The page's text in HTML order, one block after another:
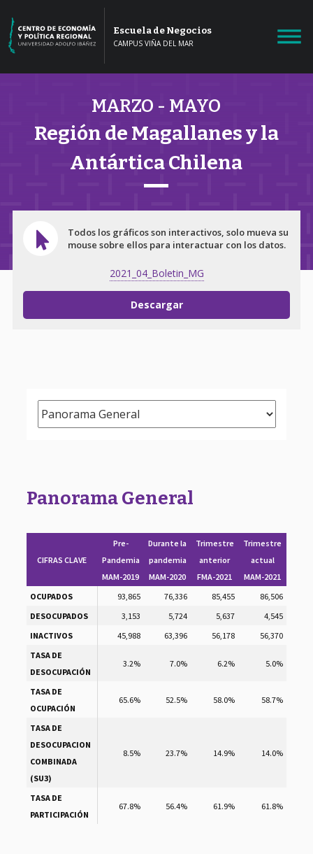
Escuela de Negocios
CAMPUS VIÑA DEL MAR
MARZO - MAYO
Región de Magallanes y la
Antártica Chilena
Todos los gráficos son interactivos, solo mueva su
mouse sobre ellos para interactuar con los datos.
2021_04_Boletin_MG
Descargar
Panorama General
CIFRAS CLAVE
Pre-
Pandemia
MAM-2019
Durante la
pandemia
MAM-2020
Trimestre
anterior
FMA-2021
Trimestre
actual
MAM-2021
OCUPADOS
93,865 76,336 85,455
86,506
DESOCUPADOS
3,153 5,724 5,637
4,545
INACTIVOS
45,988 63,396 56,178
56,370
TASA DE
DESOCUPACIÓN
3.2% 7.0% 6.2% 5.0%
TASA DE
OCUPACIÓN
65.6% 52.5% 58.0% 58.7%
TASA DE
DESOCUPACION
COMBINADA
(SU3)
8.5% 23.7% 14.9% 14.0%
TASA DE
PARTICIPACIÓN
67.8% 56.4% 61.9% 61.8%